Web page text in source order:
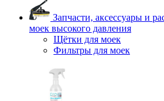
Запчасти, аксессуары и
моек высокого давления
Щётки для моек
Фильтры для моек